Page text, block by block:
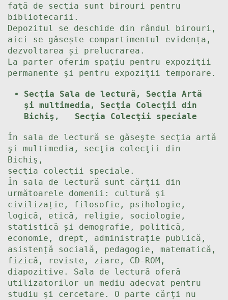
faţă de secţia sunt birouri pentru
bibliotecarii.
Depozitul se deschide din rândul birouri,
aici se găsește compartimentul evidența,
dezvoltarea și prelucrarea.
La parter oferim spaţiu pentru expoziţii
permanente şi pentru expoziţii temporare.
Secţia Sala de lectură, Secţia Artă
şi multimedia, Secţia Colecţii din
Bichiş, Secţia Colecţii speciale
În sala de lectură se găseşte secţia artă
şi multimedia, secţia colecţii din
Bichiş,
secţia colecţii speciale.
În sala de lectură sunt cărţii din
următoarele domenii: cultură și
civilizație, filosofie, psihologie,
logică, etică, religie, sociologie,
statistică și demografie, politică,
economie, drept, administrație publică,
asistență socială, pedagogie, matematică,
fizică, reviste, ziare, CD-ROM,
diapozitive. Sala de lectură oferă
utilizatorilor un mediu adecvat pentru
studiu şi cercetare. O parte cărţi nu